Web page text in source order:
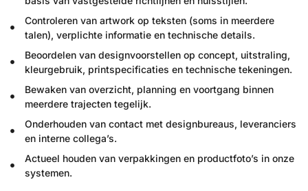
Controleren van artwork op teksten (soms in meerdere
talen), verplichte informatie en technische details.
Beoordelen van designvoorstellen op concept, uitstraling,
kleurgebruik, printspecificaties en technische tekeningen.
Bewaken van overzicht, planning en voortgang binnen
meerdere trajecten tegelijk.
Onderhouden van contact met designbureaus, leveranciers
en interne collega’s.
Actueel houden van verpakkingen en productfoto’s in onze
systemen.